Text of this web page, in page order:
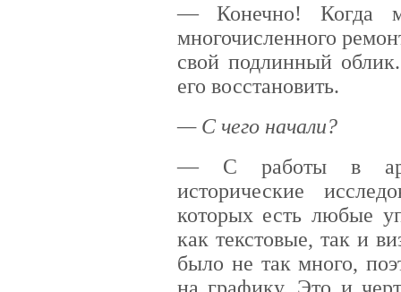
— Конечно! Когда
многочисленного
свой подлинный
его восстановить.
— С чего начали?
— С работы в
исторические
которых есть любые
как текстовые, так и
было не так много,
на графику. Это и